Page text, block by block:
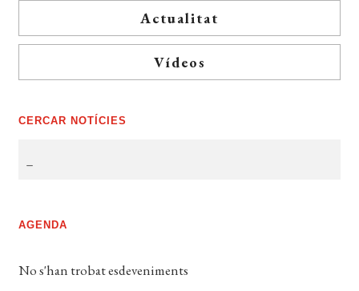
Actualitat
Vídeos
CERCAR NOTÍCIES
AGENDA
No s'han trobat esdeveniments